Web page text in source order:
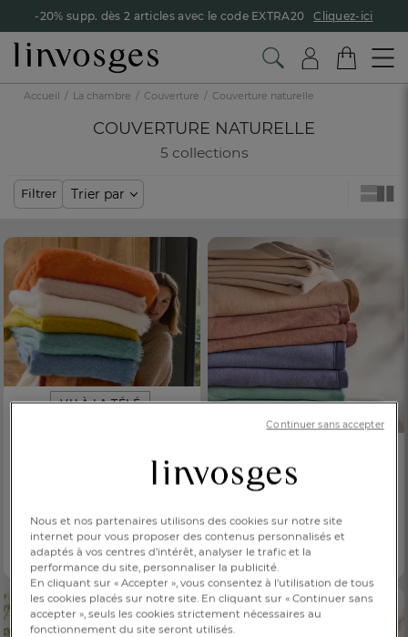
-20% supp. dès 2 articles avec le code EXTRA20 Cliquez-ici
Accueil La chambre Couverture Couverture naturelle
COUVERTURE NATURELLE
5 collections
Filtrer Trier par
VU À LA TÉLÉ
NOUVEAUX COLORIS
Praloup
DèsCHF. 321.30 CHF. 459.-
Nous et nos partenaires utilisons des cookies sur notre site
internet pour vous proposer des contenus personnalisés et
adaptés à vos centres d’intérêt, analyser le trafic et la
performance du site, personnaliser la publicité.
En cliquant sur « Accepter », vous consentez à l'utilisation de tous
les cookies placés sur notre site. En cliquant sur « Continuer sans
accepter », seuls les cookies strictement nécessaires au
fonctionnement du site seront utilisés.
Continuer sans accepter